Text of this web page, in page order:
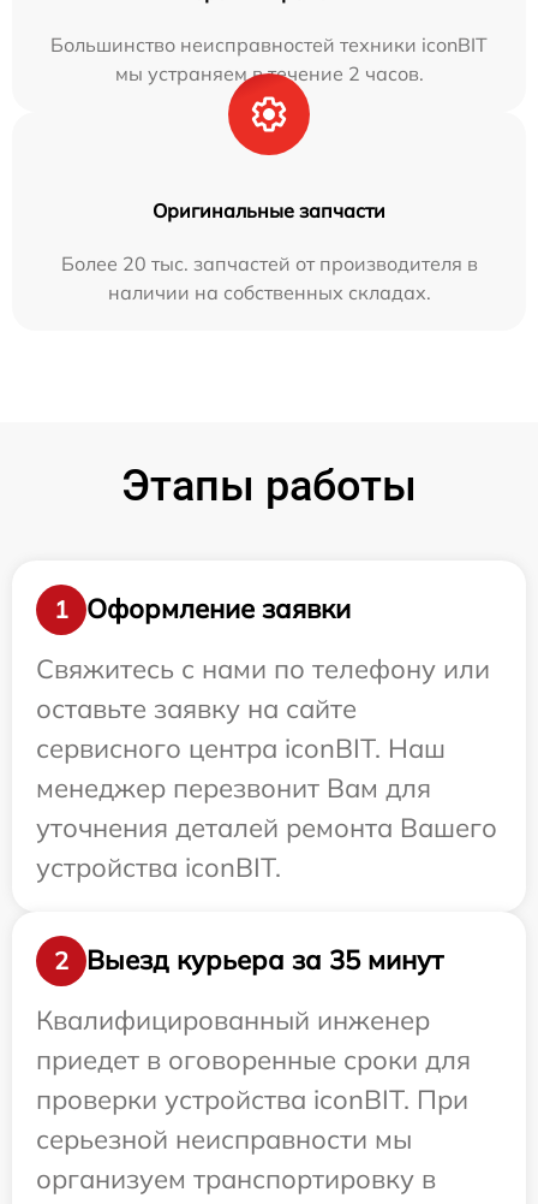
Большинство неисправностей техники iconBIT
мы устраняем в течение 2 часов.
Оригинальные запчасти
Более 20 тыс. запчастей от производителя в
наличии на собственных складах.
Этапы работы
1
Оформление заявки
Свяжитесь с нами по телефону или
оставьте заявку на сайте
сервисного центра iconBIT. Наш
менеджер перезвонит Вам для
уточнения деталей ремонта Вашего
устройства iconBIT.
2
Выезд курьера за 35 минут
Квалифицированный инженер
приедет в оговоренные сроки для
проверки устройства iconBIT. При
серьезной неисправности мы
организуем транспортировку в